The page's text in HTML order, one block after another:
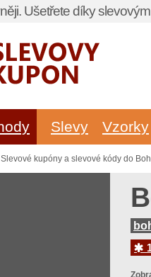
Ušetřete díky
Slevy Vzorky
kupóny a slevové kódy do